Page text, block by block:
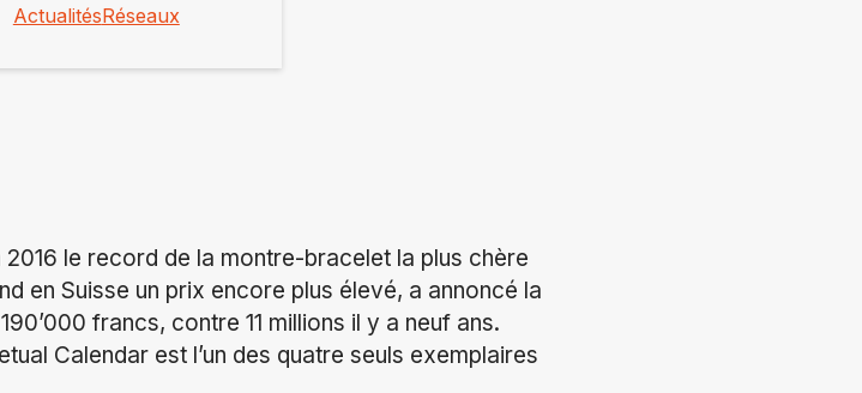
ActualitésRéseaux
le record de la montre-bracelet la plus chère
en Suisse un prix encore plus élevé, a annoncé la
francs, contre 11 millions il y a neuf ans.
Calendar est l’un des quatre seuls exemplaires